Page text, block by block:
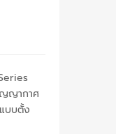
ญากาศ
บบตั้ง